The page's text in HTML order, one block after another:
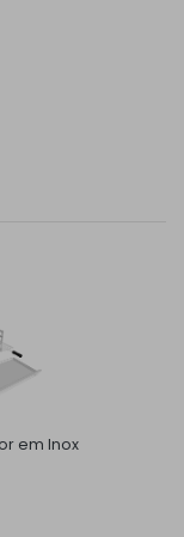
em Inox